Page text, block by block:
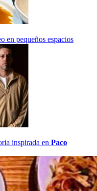
en pequeños espacios
inspirada en Paco